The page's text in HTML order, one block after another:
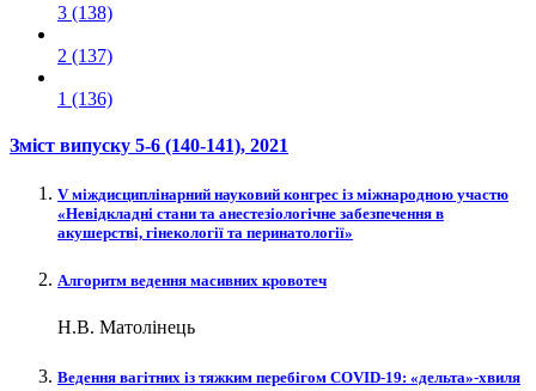
3 (138)
2 (137)
1 (136)
Зміст випуску 5-6 (140-141), 2021
V міждисциплінарний науковий конгрес із міжнародною участю
«Невідкладні стани та анестезіологічне забезпечення в
акушерстві, гінекології та перинатології»
Алгоритм ведення масивних кровотеч
Н.В. Матолінець
Ведення вагітних із тяжким перебігом COVID‑19: «дельта»‑хвиля